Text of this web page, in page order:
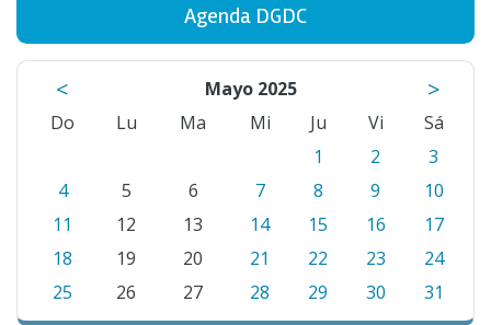
Agenda DGDC
< Mayo 2025 >
Do Lu Ma Mi Ju Vi
Sá
1
2
3
4
5 6 7 8 9
10
11
12 13 14 15 16
17
18
19 20 21 22 23
24
25
26 27 28 29 30 31